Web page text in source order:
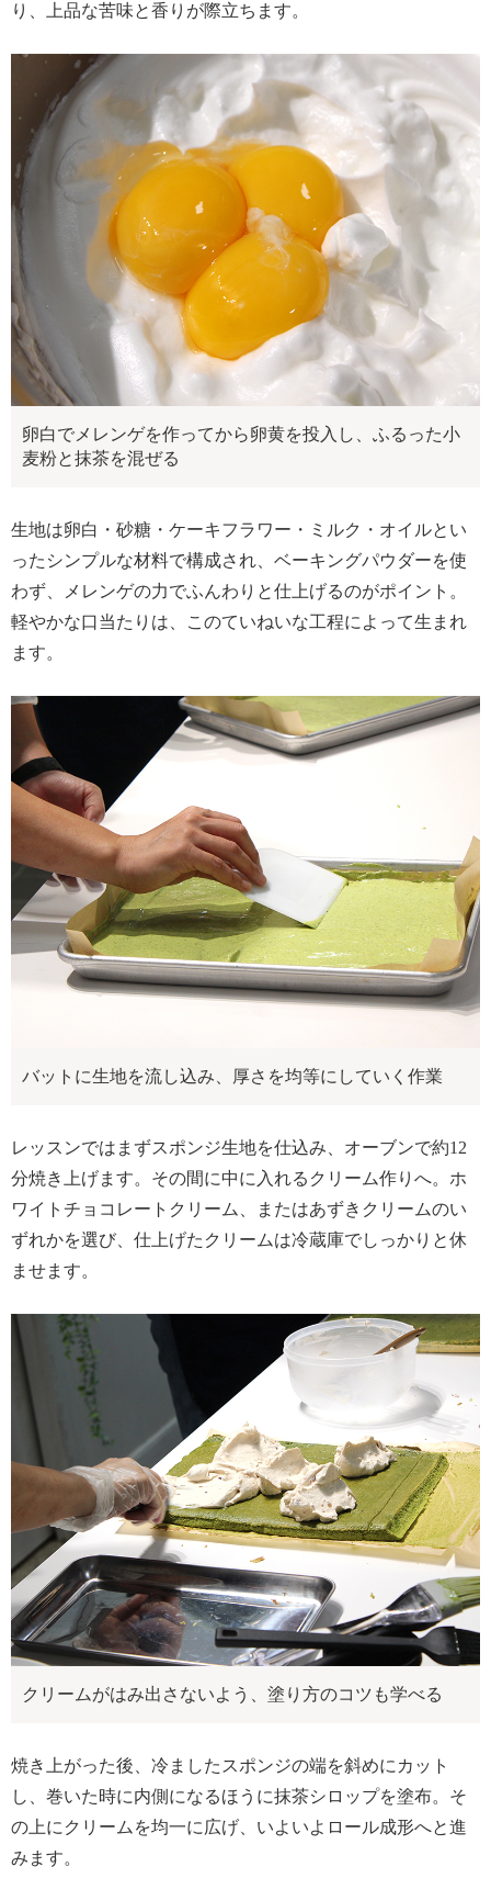
り、上品な苦味と香りが際立ちます。
卵白でメレンゲを作ってから卵黄を投入し、ふるった小
麦粉と抹茶を混ぜる
生地は卵白・砂糖・ケーキフラワー・ミルク・オイルとい
ったシンプルな材料で構成され、ベーキングパウダーを使
わず、メレンゲの力でふんわりと仕上げるのがポイント。
軽やかな口当たりは、このていねいな工程によって生まれ
ます。
バットに生地を流し込み、厚さを均等にしていく作業
レッスンではまずスポンジ生地を仕込み、オーブンで約12
分焼き上げます。その間に中に入れるクリーム作りへ。ホ
ワイトチョコレートクリーム、またはあずきクリームのい
ずれかを選び、仕上げたクリームは冷蔵庫でしっかりと休
ませます。
クリームがはみ出さないよう、塗り方のコツも学べる
焼き上がった後、冷ましたスポンジの端を斜めにカット
し、巻いた時に内側になるほうに抹茶シロップを塗布。そ
の上にクリームを均一に広げ、いよいよロール成形へと進
みます。